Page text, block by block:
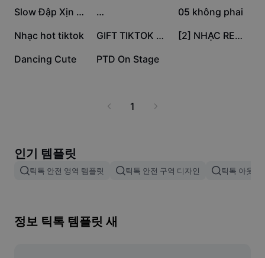
이미지 병합
이미지 비율 조정
Dreamina Seedance 2.0 Launch
2.7만 Slow Đập Xịn + Màu … 1.7만
05 không phai
1.1만
Nhạc hot tiktok 4.5천 GIFT TIKTOK UNIVERS 51 [2] NHẠC REMIX CUỐN
44
Dancing Cute 41
PTD On Stage
1
인기 템플릿
틱톡 안전 영역 템플릿 틱톡 안전 구역 디자인 틱톡 아웃트
정보 틱톡 템플릿 새